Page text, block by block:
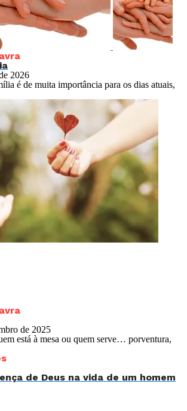
2026
é de muita importância para os dias atuais,
de 2025
está à mesa ou quem serve… porventura,
de Deus na vida de um homem